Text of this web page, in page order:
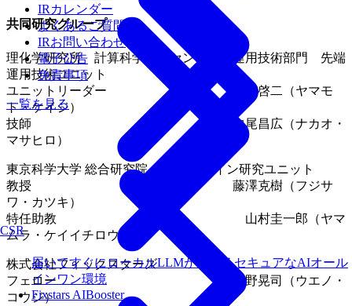
IRカレンダー
よくあるご質問
IRお問い合わせ
電子公告
免責事項
一覧を見る
CSR
届いてすぐにローカルLLMが使えるセキュアなAIオール
インワン環境
Fixstars AIBooster
共同研究グループ
理化学研究所 計算科学研究センター 運用技術部門 先端
運用技術ユニット
ユニットリーダー 山本啓二（ヤマモ
ト・ケイジ）
技師 中尾昌広（ナカオ・
マサヒロ）
東京科学大学 総合研究院 デジタルツイン研究ユニット
教授 藤澤克樹（フジサ
ワ・カツキ）
特任助教 山村圭一郎（ヤマ
ムラ・ケイイチロウ）
株式会社フィックスターズ
フェロー 上野晃司（ウエノ・
コウジ）